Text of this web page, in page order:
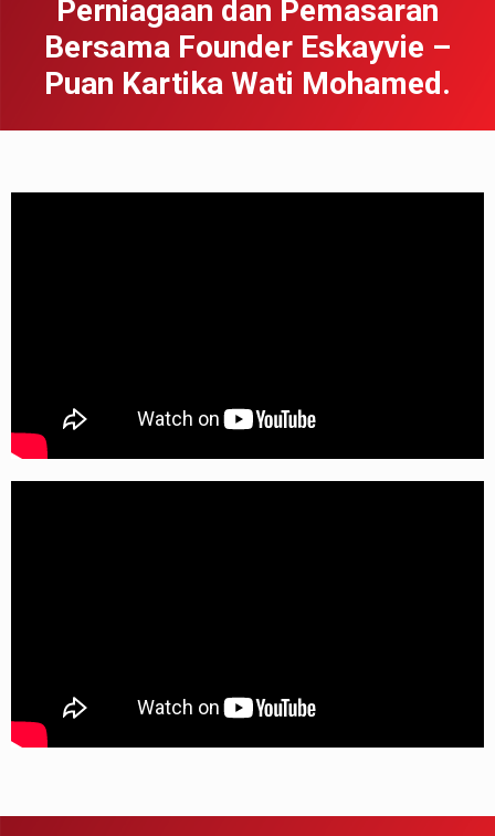
Perniagaan dan Pemasaran
Bersama Founder Eskayvie –
Puan Kartika Wati Mohamed.